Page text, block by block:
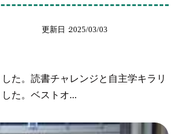
更新日 2025/03/03
た。読書チャレンジと自主学キラリ
た。ベストオ...